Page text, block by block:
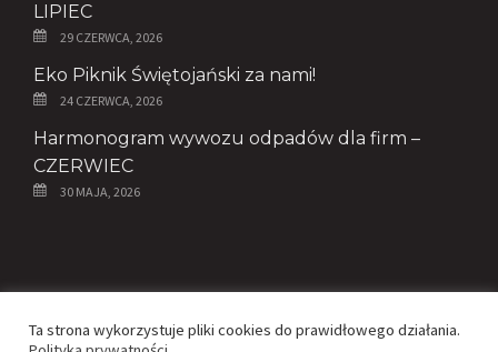
LIPIEC
29 CZERWCA, 2026
Eko Piknik Świętojański za nami!
24 CZERWCA, 2026
Harmonogram wywozu odpadów dla firm –
CZERWIEC
30 MAJA, 2026
© Copyright 2020 - ZGK Spółka z o.o.
Ta strona wykorzystuje pliki cookies do prawidłowego działania.